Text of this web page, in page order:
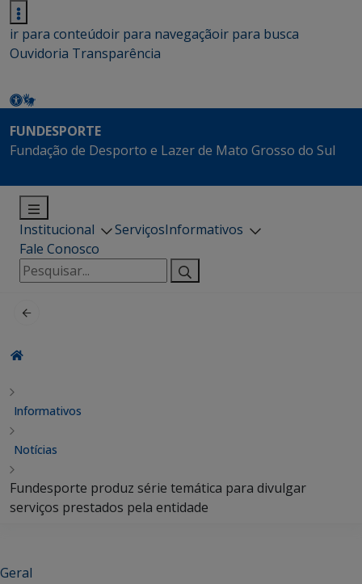
ir para conteúdoir para navegaçãoir para busca
Ouvidoria Transparência
FUNDESPORTE
Fundação de Desporto e Lazer de Mato Grosso do Sul
Institucional ServiçosInformativos
Fale Conosco
Pesquisar
por:
Informativos
Notícias
Fundesporte produz série temática para divulgar
serviços prestados pela entidade
Geral